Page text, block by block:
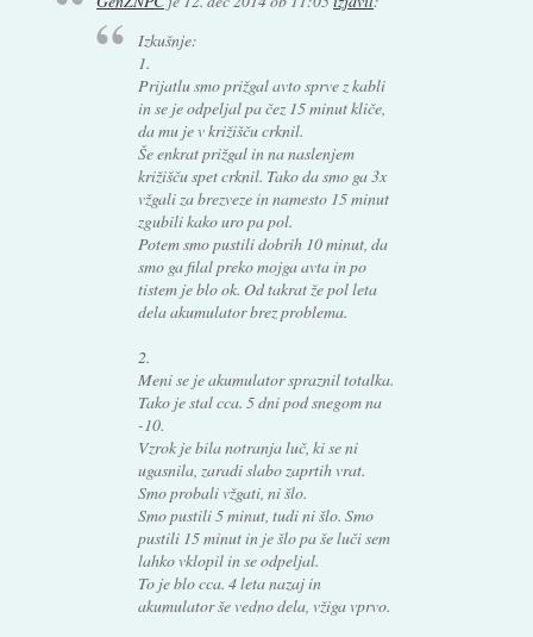
Izkušnje:
1.
Prijatlu smo prižgal avto sprve z kabli
in se je odpeljal pa čez 15 minut kliče,
da mu je v križišču crknil.
Še enkrat prižgal in na naslenjem
križišču spet crknil. Tako da smo ga 3x
vžgali za brezveze in namesto 15 minut
zgubili kako uro pa pol.
Potem smo pustili dobrih 10 minut, da
smo ga filal preko mojga avta in po
tistem je blo ok. Od takrat že pol leta
dela akumulator brez problema.
2.
Meni se je akumulator spraznil totalka.
Tako je stal cca. 5 dni pod snegom na
-10.
Vzrok je bila notranja luč, ki se ni
ugasnila, zaradi slabo zaprtih vrat.
Smo probali vžgati, ni šlo.
Smo pustili 5 minut, tudi ni šlo. Smo
pustili 15 minut in je šlo pa še luči sem
lahko vklopil in se odpeljal.
To je blo cca. 4 leta nazaj in
akumulator še vedno dela, vžiga vprvo.